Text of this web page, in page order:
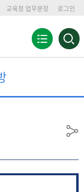
교육청 업무분장 로그인
전
체
검
색
영
역
공